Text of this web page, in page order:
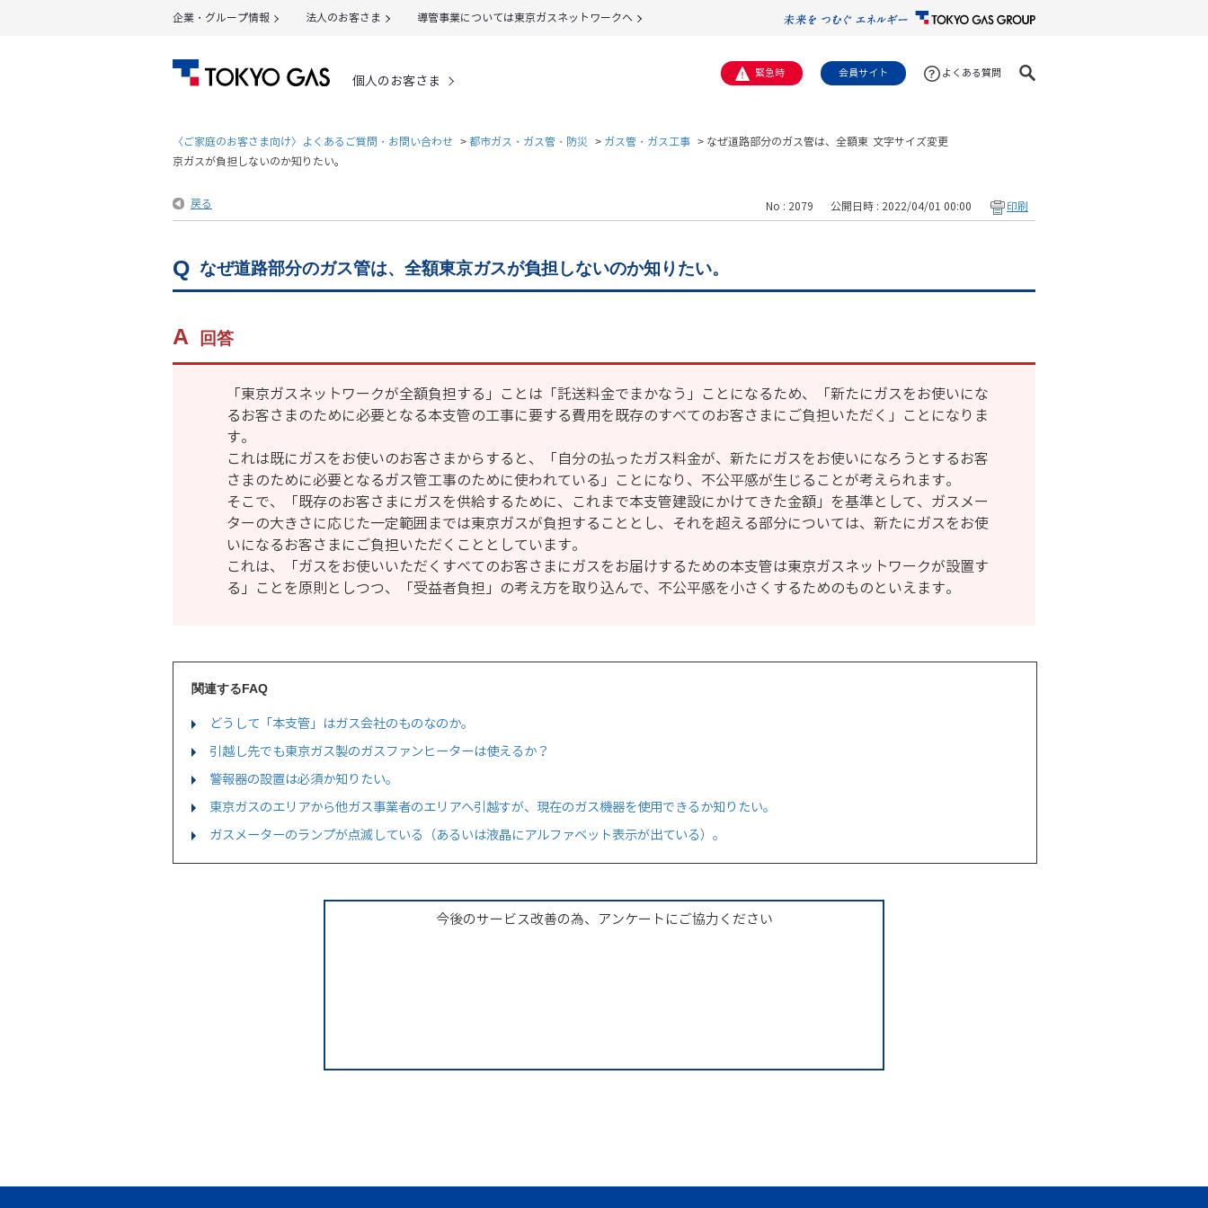
企業・グループ情報 法人のお客さま 導管事業については東京ガスネットワークへ
個人のお客さま 緊急時 会員サイト よくある質問
文字サイズ変更
〈ご家庭のお客さま向け〉よくあるご質問・お問い合わせ >都市ガス・ガス管・防災 > ガス管・ガス工事 > なぜ道路部分のガス管は、全額東
京ガスが負担しないのか知りたい。
戻る No : 2079 公開日時 : 2022/04/01 00:00 印刷
なぜ道路部分のガス管は、全額東京ガスが負担しないのか知りたい。
回答
「東京ガスネットワークが全額負担する」ことは「託送料金でまかなう」ことになるため、「新たにガスをお使いにな
るお客さまのために必要となる本支管の工事に要する費用を既存のすべてのお客さまにご負担いただく」ことになりま
す。
これは既にガスをお使いのお客さまからすると、「自分の払ったガス料金が、新たにガスをお使いになろうとするお客
さまのために必要となるガス管工事のために使われている」ことになり、不公平感が生じることが考えられます。
そこで、「既存のお客さまにガスを供給するために、これまで本支管建設にかけてきた金額」を基準として、ガスメー
ターの大きさに応じた一定範囲までは東京ガスが負担することとし、それを超える部分については、新たにガスをお使
いになるお客さまにご負担いただくこととしています。
これは、「ガスをお使いいただくすべてのお客さまにガスをお届けするための本支管は東京ガスネットワークが設置す
る」ことを原則としつつ、「受益者負担」の考え方を取り込んで、不公平感を小さくするためのものといえます。
関連するFAQ
どうして「本支管」はガス会社のものなのか。
引越し先でも東京ガス製のガスファンヒーターは使えるか？
警報器の設置は必須か知りたい。
東京ガスのエリアから他ガス事業者のエリアへ引越すが、現在のガス機器を使用できるか知りたい。
ガスメーターのランプが点滅している（あるいは液晶にアルファベット表示が出ている）。
今後のサービス改善の為、アンケートにご協力ください